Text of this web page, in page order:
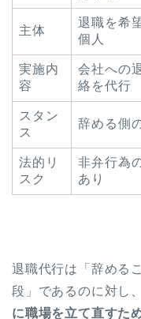
主体
退職を希
個人
実施内
容
会社への
絡を代行
スタン
ス
辞める側
法的リ
スク
非弁行為
あり
退職代行は「辞める
段」であるのに対し
に職場を立て直すた